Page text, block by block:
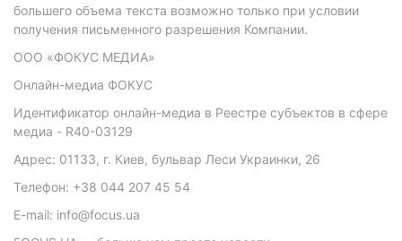
большего объема текста возможно только при условии
получения письменного разрешения Компании.
ООО «ФОКУС МЕДИА»
Онлайн-медиа ФОКУС
Идентификатор онлайн-медиа в Реестре субъектов в сфере
медиа - R40-03129
Адрес: 01133, г. Киев, бульвар Леси Украинки, 26
Телефон: +38 044 207 45 54
E-mail: info@focus.ua